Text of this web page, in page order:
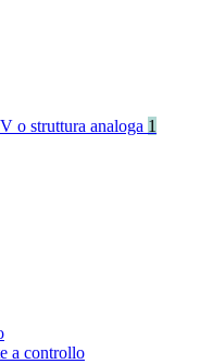
o struttura analoga 1
a controllo